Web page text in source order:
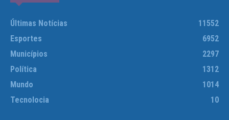
Últimas Notícias
11552
Esportes
6952
Municípios
2297
Política
1312
Mundo
1014
Tecnolocia
10